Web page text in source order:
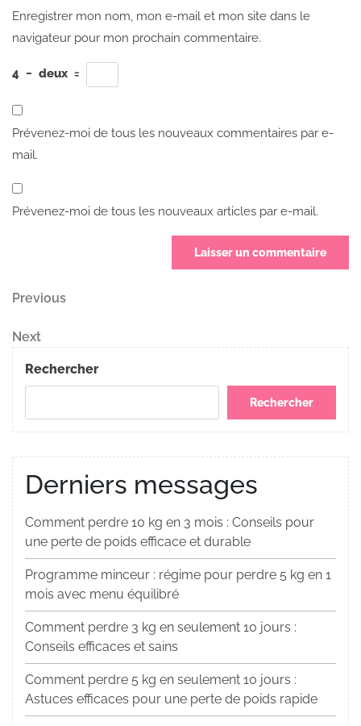
Enregistrer mon nom, mon e-mail et mon site dans le
navigateur pour mon prochain commentaire.
4 − deux =
Prévenez-moi de tous les nouveaux commentaires par e-
mail.
Prévenez-moi de tous les nouveaux articles par e-mail.
Navigation
de
l’article
Previous
Previous
Next
Post
Next
Rechercher
Rechercher
Derniers messages
Comment perdre 10 kg en 3 mois : Conseils pour
une perte de poids efficace et durable
Programme minceur : régime pour perdre 5 kg en 1
mois avec menu équilibré
Comment perdre 3 kg en seulement 10 jours :
Conseils efficaces et sains
Comment perdre 5 kg en seulement 10 jours :
Astuces efficaces pour une perte de poids rapide